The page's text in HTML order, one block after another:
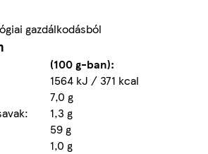
gazdálkodásból
(100 g-ban):
1564 kJ / 371 kcal
7,0 g
1,3 g
59 g
1,0 g